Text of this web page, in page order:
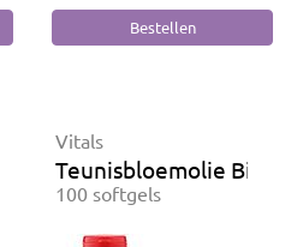
Vitals
Teunisbloemolie
100 softgels